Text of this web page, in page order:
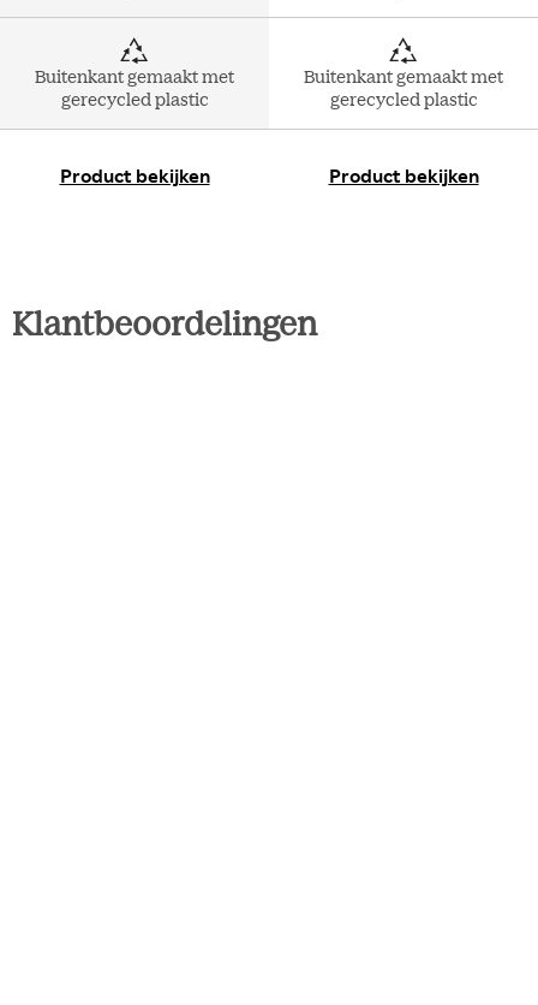
Buitenkant gemaakt met
gerecycled plastic
Product bekijken
Buitenkant gemaakt met
gerecycled plastic
Product bekijken
Klantbeoordelingen